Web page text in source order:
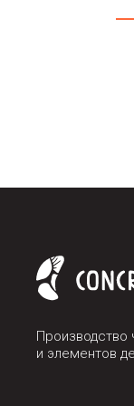
Производство
и элементов